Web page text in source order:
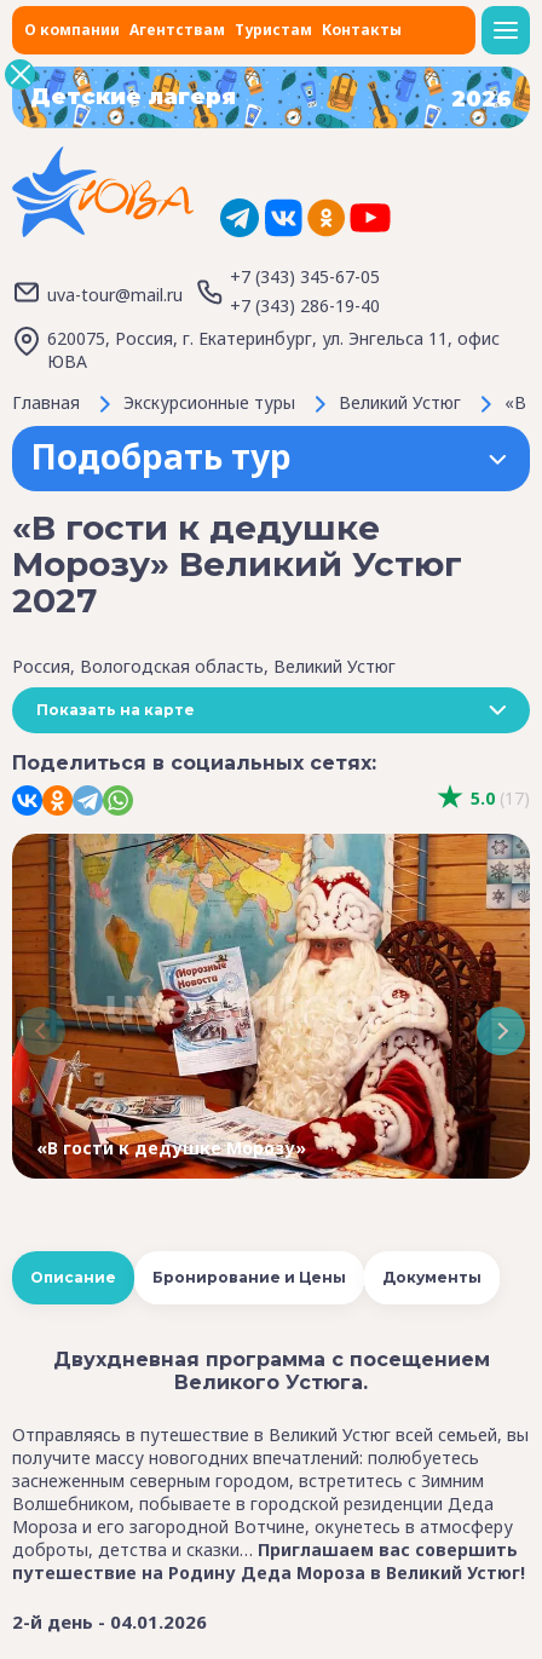
О компании Агентствам Туристам Контакты
Детские лагеря 2026
uva-tour@mail.ru
+7 (343) 345-67-05
+7 (343) 286-19-40
620075, Россия, г. Екатеринбург, ул. Энгельса 11, офис
ЮВА
Главная
Экскурсионные туры Великий Устюг «В
Подобрать тур
«В гости к дедушке
Морозу» Великий Устюг
2027
Россия, Вологодская область, Великий Устюг
Показать на карте
Поделиться в социальных сетях:
5.0 (17)
«В гости к дедушке Морозу»
Описание Бронирование и Цены Документы
Двухдневная программа с посещением
Великого Устюга.
Отправляясь в путешествие в Великий Устюг всей семьей, вы
получите массу новогодних впечатлений: полюбуетесь
заснеженным северным городом, встретитесь с Зимним
Волшебником, побываете в городской резиденции Деда
Мороза и его загородной Вотчине, окунетесь в атмосферу
доброты, детства и сказки… Приглашаем вас совершить
путешествие на Родину Деда Мороза в Великий Устюг!
2-й день - 04.01.2026